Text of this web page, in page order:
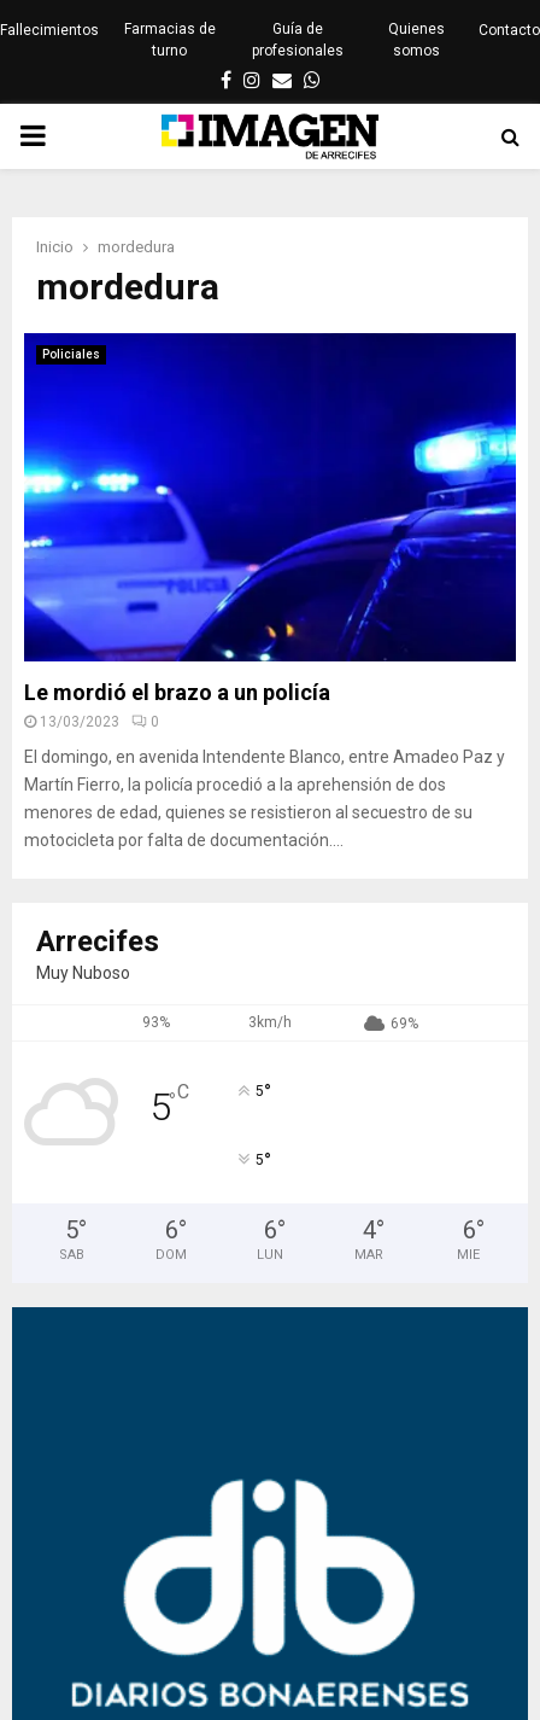
Fallecimientos
Farmacias de
turno
Guía de
profesionales
Quienes
somos
Contacto
Facebook
Instagram
EmailWhatsapp
PRIMARY
Inicio mordedura
mordedura
Policiales
Le mordió el brazo a un policía
13/03/2023 0
El domingo, en avenida Intendente Blanco, entre Amadeo Paz y
Martín Fierro, la policía procedió a la aprehensión de dos
menores de edad, quienes se resistieron al secuestro de su
motocicleta por falta de documentación....
Arrecifes
Muy Nuboso
93% 3km/h 69%
5°C 5°
5°
5°
SAB
6°
DOM
6°
LUN
4°
MAR
6°
MIE